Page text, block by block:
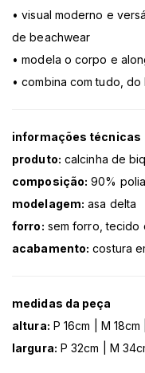
• visual moderno e
de beachwear
• modela o corpo e
• combina com tudo,
informações técnicas
produto: calcinha de
composição: 90%
modelagem: asa delta
forro: sem forro, tecido
acabamento: costura
medidas da peça
altura: P 16cm | M
largura: P 32cm | M